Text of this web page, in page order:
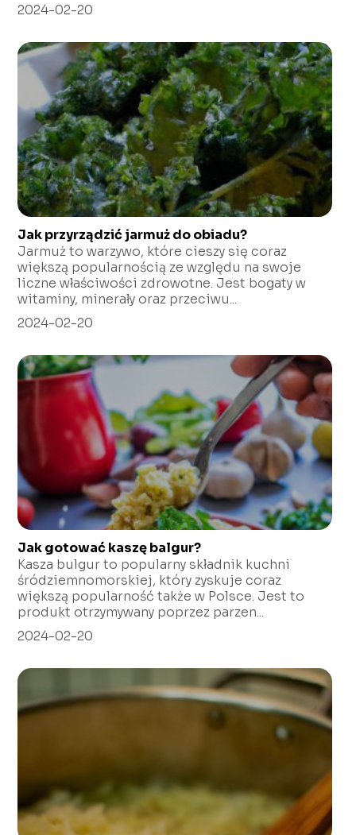
2024-02-20
Jak przyrządzić jarmuż do obiadu?
Jarmuż to warzywo, które cieszy się coraz
większą popularnością ze względu na swoje
liczne właściwości zdrowotne. Jest bogaty w
witaminy, minerały oraz przeciwu...
2024-02-20
Jak gotować kaszę balgur?
Kasza bulgur to popularny składnik kuchni
śródziemnomorskiej, który zyskuje coraz
większą popularność także w Polsce. Jest to
produkt otrzymywany poprzez parzen...
2024-02-20